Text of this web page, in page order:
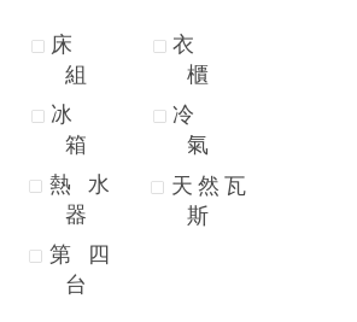
床
組
冰
箱
熱
水
器
第
四
台
衣
櫃
冷
氣
天 然 瓦
斯